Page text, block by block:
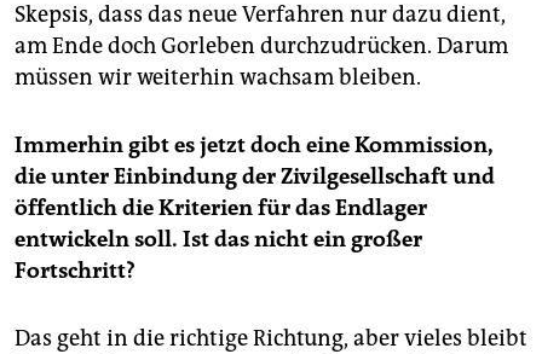
Skepsis, dass das neue Verfahren nur dazu dient,
am Ende doch Gorleben durchzudrücken. Darum
müssen wir weiterhin wachsam bleiben.
Immerhin gibt es jetzt doch eine Kommission,
die unter Einbindung der Zivilgesellschaft und
öffentlich die Kriterien für das Endlager
entwickeln soll. Ist das nicht ein großer
Fortschritt?
Das geht in die richtige Richtung, aber vieles bleibt